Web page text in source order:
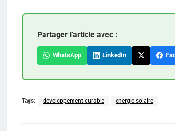
Partager l'article avec :
WhatsApp LinkedIn
Tags: developpement durable energie solaire